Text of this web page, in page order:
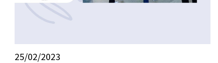
25/02/2023